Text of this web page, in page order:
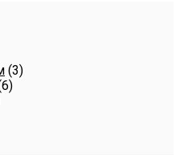
(3)